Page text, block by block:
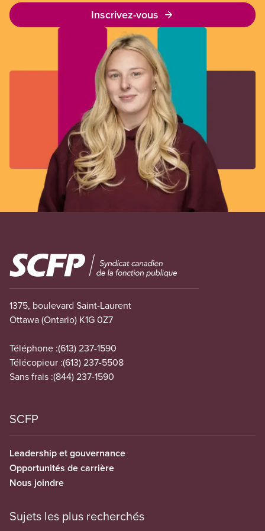
Inscrivez-vous
Image
1375, boulevard Saint-Laurent
Ottawa (Ontario) K1G 0Z7
Téléphone :(613) 237-1590
Télécopieur :(613) 237-5508
Sans frais :(844) 237-1590
SCFP
Leadership et gouvernance
Opportunités de carrière
Nous joindre
Sujets les plus recherchés